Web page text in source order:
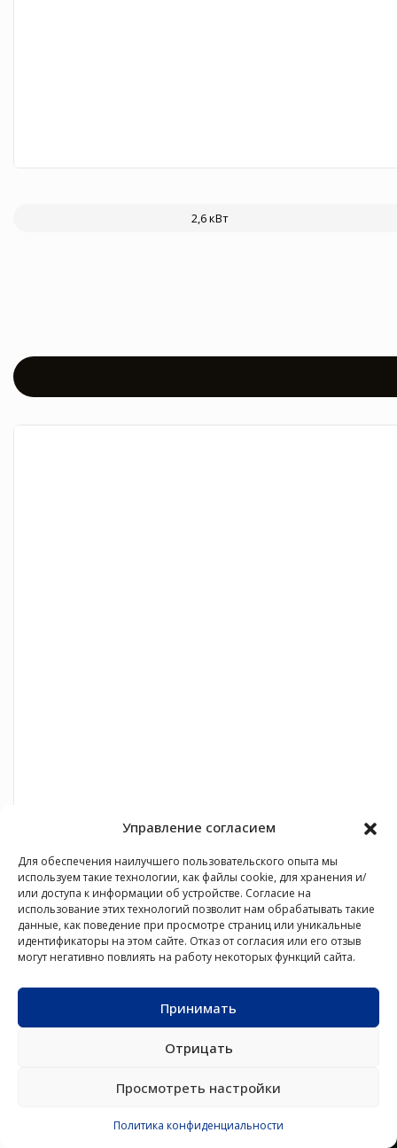
Управление согласием
Для обеспечения наилучшего пользовательского опыта мы
используем такие технологии, как файлы cookie, для хранения и/
или доступа к информации об устройстве. Согласие на
использование этих технологий позволит нам обрабатывать такие
данные, как поведение при просмотре страниц или уникальные
идентификаторы на этом сайте. Отказ от согласия или его отзыв
могут негативно повлиять на работу некоторых функций сайта.
Принимать
Отрицать
Просмотреть настройки
Политика конфиденциальности
2,6 кВт